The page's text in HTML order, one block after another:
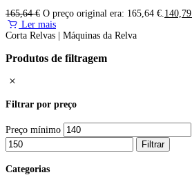
165,64€ O preço original era: 165,64 €. 140,79
Ler mais
Corta Relvas | Máquinas da Relva
Produtos de filtragem
Filtrar por preço
Preço mínimo
Filtrar
Categorias